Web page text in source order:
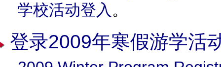
学校活动登入 。
登录2009年寒假游学活